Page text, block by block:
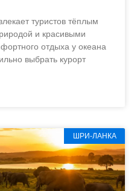
туристов тёплым
и красивыми
отдыха у океана
выбрать курорт
ШРИ-ЛАНКА